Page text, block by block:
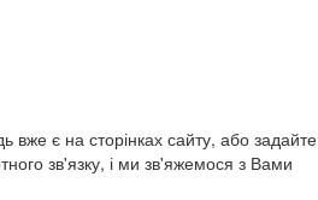
вже є на сторінках сайту, або задайте
зв'язку, і ми зв'яжемося з Вами